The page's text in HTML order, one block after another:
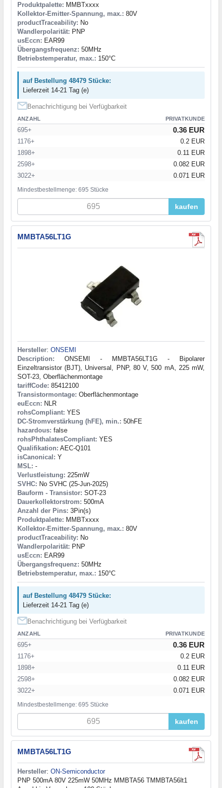
Produktpalette: MMBTxxxx
Kollektor-Emitter-Spannung, max.: 80V
productTraceability: No
Wandlerpolarität: PNP
usEccn: EAR99
Übergangsfrequenz: 50MHz
Betriebstemperatur, max.: 150°C
auf Bestellung 48479 Stücke:
Lieferzeit 14-21 Tag (e)
Benachrichtigung bei Verfügbarkeit
ANZAHL PRIVATKUNDE
695+ 0.36 EUR
1176+
0.2 EUR
1898+
0.11 EUR
2598+
0.082 EUR
3022+
0.071 EUR
Mindestbestellmenge: 695 Stücke
kaufen
MMBTA56LT1G
Hersteller: ONSEMI
Description: ONSEMI - MMBTA56LT1G - Bipolarer
Einzeltransistor (BJT), Universal, PNP, 80 V, 500 mA, 225 mW,
SOT-23, Oberflächenmontage
tariffCode: 85412100
Transistormontage: Oberflächenmontage
euEccn: NLR
rohsCompliant: YES
DC-Stromverstärkung (hFE), min.: 50hFE
hazardous: false
rohsPhthalatesCompliant: YES
Qualifikation: AEC-Q101
isCanonical: Y
MSL: -
Verlustleistung: 225mW
SVHC: No SVHC (25-Jun-2025)
Bauform - Transistor: SOT-23
Dauerkollektorstrom: 500mA
Anzahl der Pins: 3Pin(s)
Produktpalette: MMBTxxxx
Kollektor-Emitter-Spannung, max.: 80V
productTraceability: No
Wandlerpolarität: PNP
usEccn: EAR99
Übergangsfrequenz: 50MHz
Betriebstemperatur, max.: 150°C
auf Bestellung 48479 Stücke:
Lieferzeit 14-21 Tag (e)
Benachrichtigung bei Verfügbarkeit
ANZAHL PRIVATKUNDE
695+ 0.36 EUR
1176+
0.2 EUR
1898+
0.11 EUR
2598+
0.082 EUR
3022+
0.071 EUR
Mindestbestellmenge: 695 Stücke
kaufen
MMBTA56LT1G
Hersteller: ON-Semiconductor
PNP 500mA 80V 225mW 50MHz MMBTA56 TMMBTA56lt1